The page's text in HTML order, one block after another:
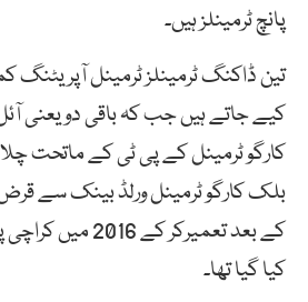
پانچ ٹرمینلز ہیں۔
تین ڈاکنگ ٹرمینلز ٹرمینل
کیے جاتے ہیں جب کہ باقی دو یعنی
کارگو ٹرمینل کے پی ٹی کے ماتحت
بلک کارگو ٹرمینل ورلڈ بینک سے
کے بعد تعمیرکر
کیا گیا تھا۔